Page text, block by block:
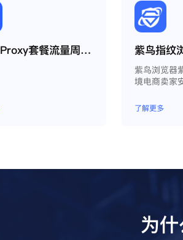
SmartProxy套餐流量周期如何运作？
紫鸟浏览器
境电商卖家
了解更多
为